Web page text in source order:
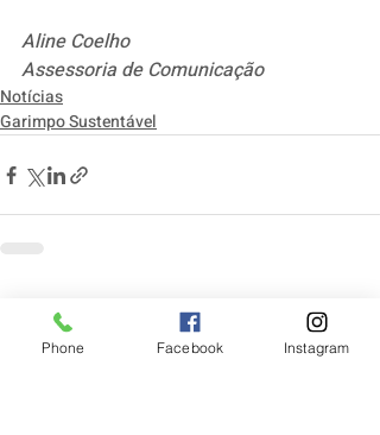
Aline Coelho
Assessoria de Comunicação
Notícias
Garimpo Sustentável
Posts recentes Ver tudo
Phone Facebook Instagram